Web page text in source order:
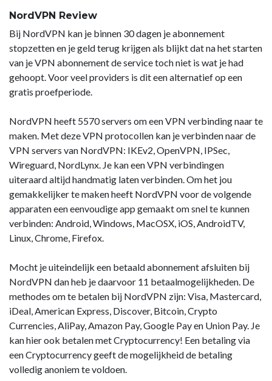
NordVPN Review
Bij NordVPN kan je binnen 30 dagen je abonnement
stopzetten en je geld terug krijgen als blijkt dat na het starten
van je VPN abonnement de service toch niet is wat je had
gehoopt. Voor veel providers is dit een alternatief op een
gratis proefperiode.
NordVPN heeft 5570 servers om een VPN verbinding naar te
maken. Met deze VPN protocollen kan je verbinden naar de
VPN servers van NordVPN: IKEv2, OpenVPN, IPSec,
Wireguard, NordLynx. Je kan een VPN verbindingen
uiteraard altijd handmatig laten verbinden. Om het jou
gemakkelijker te maken heeft NordVPN voor de volgende
apparaten een eenvoudige app gemaakt om snel te kunnen
verbinden: Android, Windows, MacOSX, iOS, AndroidTV,
Linux, Chrome, Firefox.
Mocht je uiteindelijk een betaald abonnement afsluiten bij
NordVPN dan heb je daarvoor 11 betaalmogelijkheden. De
methodes om te betalen bij NordVPN zijn: Visa, Mastercard,
iDeal, American Express, Discover, Bitcoin, Crypto
Currencies, AliPay, Amazon Pay, Google Pay en Union Pay. Je
kan hier ook betalen met Cryptocurrency! Een betaling via
een Cryptocurrency geeft de mogelijkheid de betaling
volledig anoniem te voldoen.